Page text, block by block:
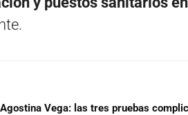
Vega: las tres pruebas